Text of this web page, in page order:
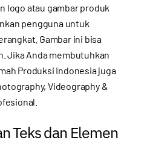
logo atau gambar produk
pengguna untuk
Gambar ini bisa
Jika Anda membutuhkan
Produksi Indonesia juga
Videography &
Teks dan Elemen